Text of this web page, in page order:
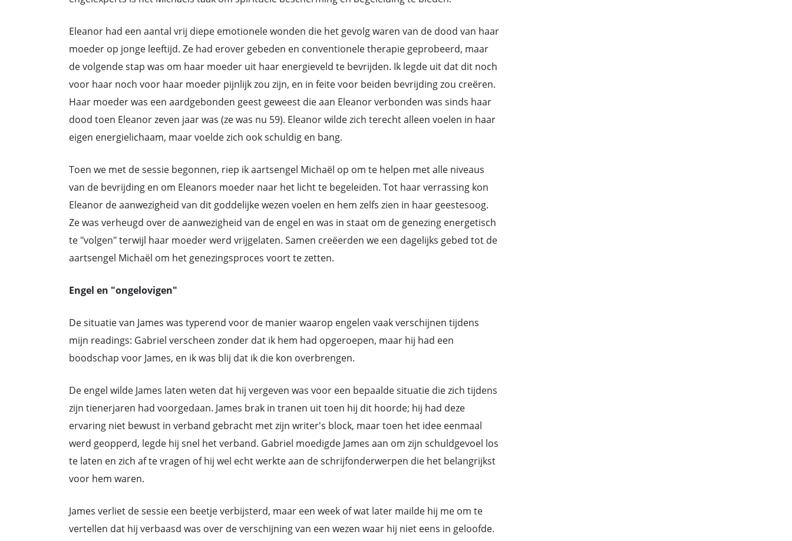
Eleanor had een aantal vrij diepe emotionele wonden die het gevolg waren van de dood van haar
moeder op jonge leeftijd. Ze had erover gebeden en conventionele therapie geprobeerd, maar
de volgende stap was om haar moeder uit haar energieveld te bevrijden. Ik legde uit dat dit noch
voor haar noch voor haar moeder pijnlijk zou zijn, en in feite voor beiden bevrijding zou creëren.
Haar moeder was een aardgebonden geest geweest die aan Eleanor verbonden was sinds haar
dood toen Eleanor zeven jaar was (ze was nu 59). Eleanor wilde zich terecht alleen voelen in haar
eigen energielichaam, maar voelde zich ook schuldig en bang.
Toen we met de sessie begonnen, riep ik aartsengel Michaël op om te helpen met alle niveaus
van de bevrijding en om Eleanors moeder naar het licht te begeleiden. Tot haar verrassing kon
Eleanor de aanwezigheid van dit goddelijke wezen voelen en hem zelfs zien in haar geestesoog.
Ze was verheugd over de aanwezigheid van de engel en was in staat om de genezing energetisch
te "volgen" terwijl haar moeder werd vrijgelaten. Samen creëerden we een dagelijks gebed tot de
aartsengel Michaël om het genezingsproces voort te zetten.
Engel en "ongelovigen"
De situatie van James was typerend voor de manier waarop engelen vaak verschijnen tijdens
mijn readings: Gabriel verscheen zonder dat ik hem had opgeroepen, maar hij had een
boodschap voor James, en ik was blij dat ik die kon overbrengen.
De engel wilde James laten weten dat hij vergeven was voor een bepaalde situatie die zich tijdens
zijn tienerjaren had voorgedaan. James brak in tranen uit toen hij dit hoorde; hij had deze
ervaring niet bewust in verband gebracht met zijn writer's block, maar toen het idee eenmaal
werd geopperd, legde hij snel het verband. Gabriel moedigde James aan om zijn schuldgevoel los
te laten en zich af te vragen of hij wel echt werkte aan de schrijfonderwerpen die het belangrijkst
voor hem waren.
James verliet de sessie een beetje verbijsterd, maar een week of wat later mailde hij me om te
vertellen dat hij verbaasd was over de verschijning van een wezen waar hij niet eens in geloofde.